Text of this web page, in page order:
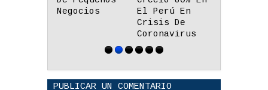
El Perú En
Por Covid-19
PUBLICAR UN COMENTARIO